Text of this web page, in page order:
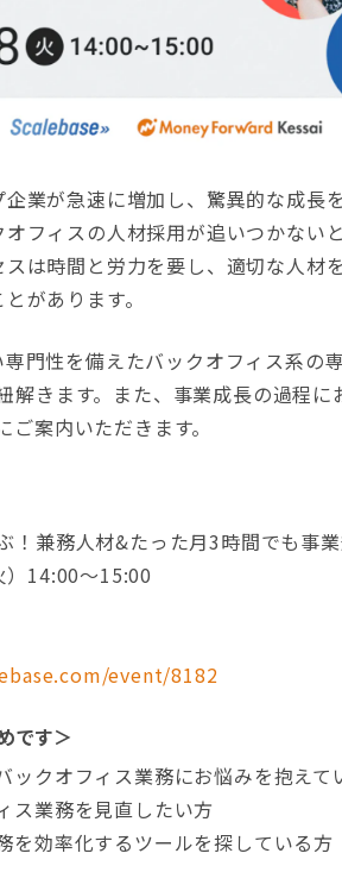
業が急速に増加し、驚異的な成長
フィスの人材採用が追いつかない
は時間と労力を要し、適切な人材
があります。
門性を備えたバックオフィス系の
きます。また、事業成長の過程
案内いただきます。
兼務人材&たった月3時間でも事
）14:00〜15:00
event/8182
です＞
ックオフィス業務にお悩みを抱えて
ス業務を見直したい方
を効率化するツールを探している方